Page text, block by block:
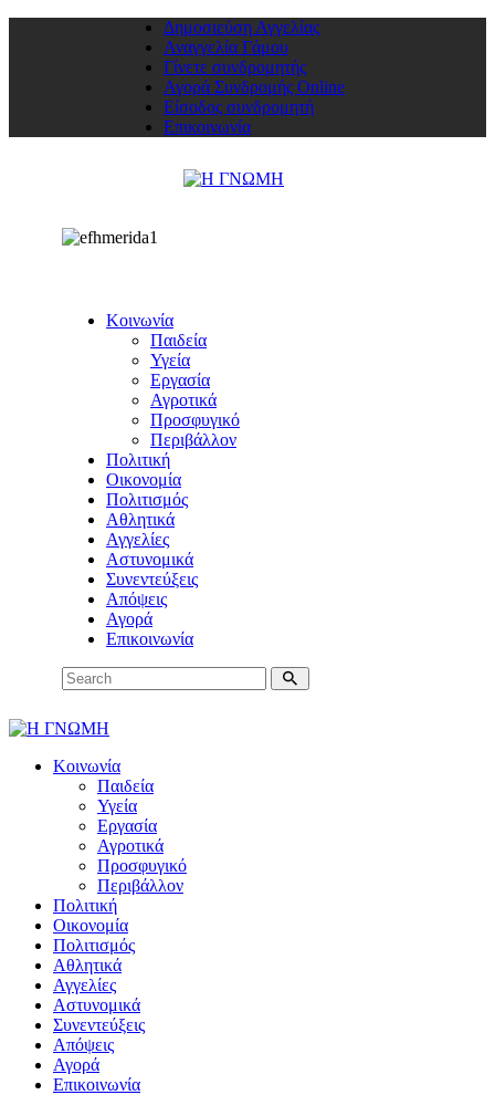
Δημοσιεύση Αγγελίας
Αναγγελία Γάμου
Γίνετε συνδρομητής
Αγορά Συνδρομής Online
Είσοδος συνδρομητή
Επικοινωνία
Κοινωνία
Παιδεία
Υγεία
Εργασία
Αγροτικά
Προσφυγικό
Περιβάλλον
Πολιτική
Οικονομία
Πολιτισμός
Αθλητικά
Αγγελίες
Αστυνομικά
Συνεντεύξεις
Απόψεις
Αγορά
Επικοινωνία
Κοινωνία
Παιδεία
Υγεία
Εργασία
Αγροτικά
Προσφυγικό
Περιβάλλον
Πολιτική
Οικονομία
Πολιτισμός
Αθλητικά
Αγγελίες
Αστυνομικά
Συνεντεύξεις
Απόψεις
Αγορά
Επικοινωνία